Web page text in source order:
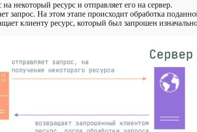
некоторый ресурс и отправляет его на сервер.
запрос. На этом этапе происходит обработка
клиенту ресурс, который был запрошен